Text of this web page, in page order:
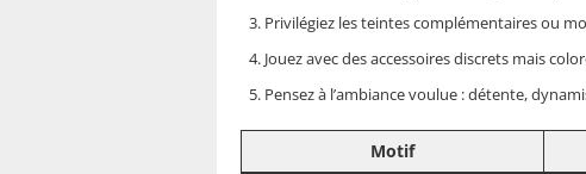
Privilégiez les teintes complémentaires ou
Jouez avec des accessoires discrets mais
Pensez à l’ambiance voulue : détente,
Motif